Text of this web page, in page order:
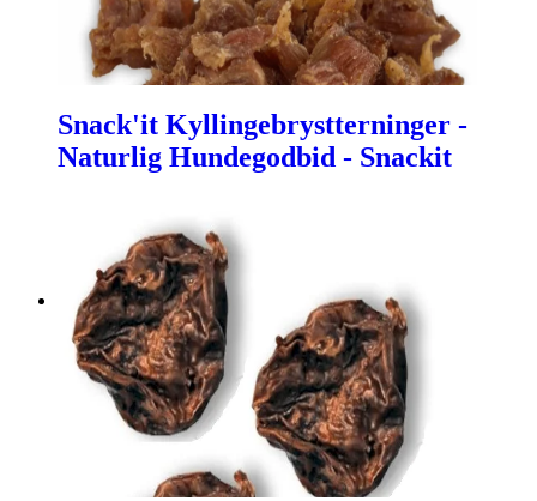
Snack'it Kyllingebrystterninger -
Naturlig Hundegodbid - Snackit